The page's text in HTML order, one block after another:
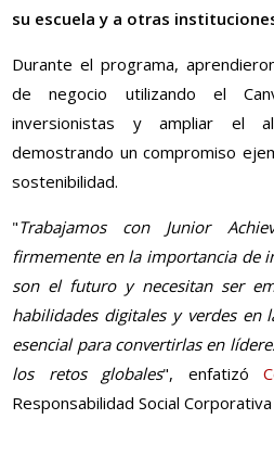
su escuela y a otras
Durante el programa,
de negocio utilizando el
inversionistas y ampliar el
demostrando un compromiso
sostenibilidad.
"Trabajamos con Junior
firmemente en la importancia de
son el futuro y necesitan ser
habilidades digitales y verdes en
esencial para convertirlas en
los retos globales", enfatizó
Responsabilidad Social